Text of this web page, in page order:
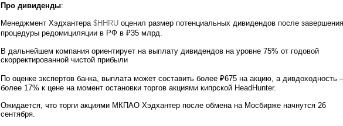
Про дивиденды:
Менеджмент Хэдхантера $HHRU оценил размер потенциальных дивидендов после завершения
процедуры редомициляции в РФ в ₽35 млрд.
В дальнейшем компания ориентирует на выплату дивидендов на уровне 75% от годовой
скорректированной чистой прибыли
По оценке экспертов банка, выплата может составить более ₽675 на акцию, а дивдоходность
более 17% к цене на момент остановки торгов акциями кипрской HeadHunter.
Ожидается, что торги акциями МКПАО Хэдхантер после обмена на Мосбирже начнутся 26
сентября.